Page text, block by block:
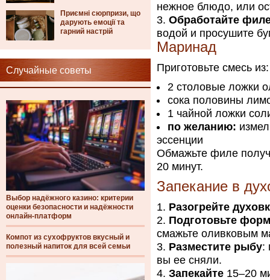
Приємні сюрпризи, що
дарують емоції та
гарний настрій
Случайные советы
Выбор надёжного казино: критерии
оценки безопасности и надёжности
онлайн-платформ
Компот из сухофруктов вкусный и
полезный напиток для всей семьи
нежное блюдо, или
Обработайте
водой и просушите
Маринад
Приготовьте смесь из:
2 столовые ложки
сока половины
1 чайной ложки
по желанию:
эссенции
Обмажьте филе
20 минут.
Запекание в
Разогрейте
Подготовьте
смажьте оливковым
Разместите рыбу:
вы ее сняли.
Запекайте 15–20